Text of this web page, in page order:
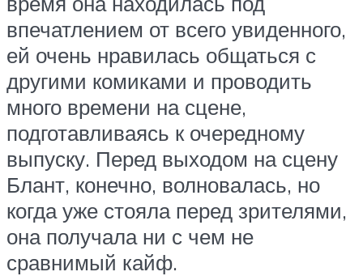
впечатлением от всего увиденного,
ей очень нравилась общаться с
другими комиками и проводить
много времени на сцене,
подготавливаясь к очередному
выпуску. Перед выходом на сцену
Блант, конечно, волновалась, но
когда уже стояла перед зрителями,
она получала ни с чем не
сравнимый кайф.